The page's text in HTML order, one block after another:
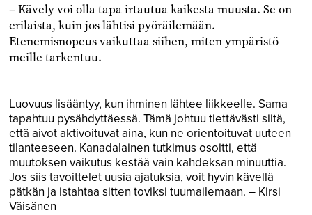
– Kävely voi olla tapa irtautua kaikesta muusta. Se on
erilaista, kuin jos lähtisi pyöräilemään.
Etenemisnopeus vaikuttaa siihen, miten ympäristö
meille tarkentuu.
Luovuus lisääntyy, kun ihminen lähtee liikkeelle. Sama
tapahtuu pysähdyttäessä. Tämä johtuu tiettävästi siitä,
että aivot aktivoituvat aina, kun ne orientoituvat uuteen
tilanteeseen. Kanadalainen tutkimus osoitti, että
muutoksen vaikutus kestää vain kahdeksan minuuttia.
Jos siis tavoittelet uusia ajatuksia, voit hyvin kävellä
pätkän ja istahtaa sitten toviksi tuu­mailemaan. – Kirsi
Väisänen